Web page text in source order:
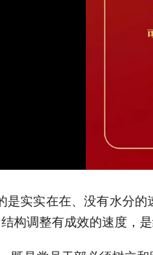
是实实在在、没有水分
构调整有成效的速度，